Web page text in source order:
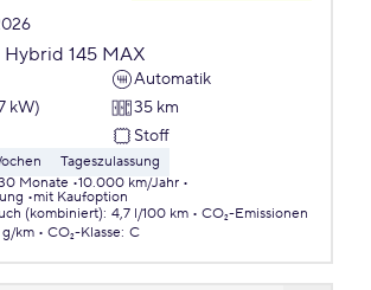
Hybrid 145 MAX
Automatik
kW)
35 km
Stoff
Tageszulassung
Monate 10.000 km/Jahr
mit Kaufoption
(kombiniert): 4,7 l/100 km
CO₂-Emissionen
g/km CO₂-Klasse: C